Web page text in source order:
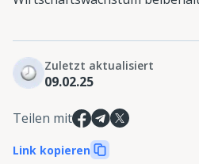
Zuletzt aktualisiert
09.02.25
Teilen mit
Link kopieren